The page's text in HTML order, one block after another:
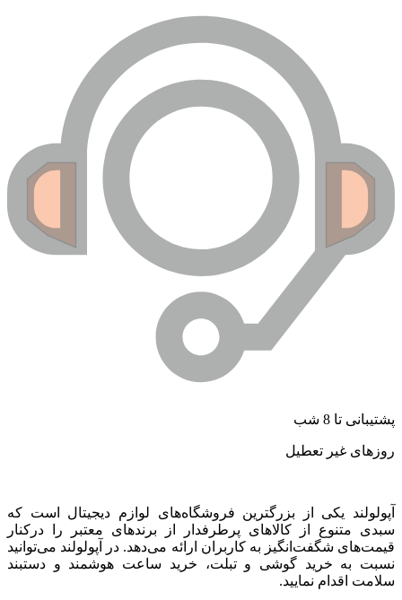
تا 8 شب
غیر تعطیل
یکی از بزرگترین فروشگاه‌های لوازم دیجیتال است که
متنوع از کالاهای پرطرفدار از برندهای معتبر را درکنار
شگفت‌انگیز به کاربران ارائه می‌دهد. در آپولولند می‌توانید
به خرید گوشی و تبلت، خرید ساعت هوشمند و دستبند
اقدام نمایید.